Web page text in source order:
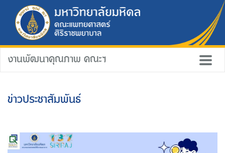
งานพัฒนาคุณภาพ คณะฯ
ข่าวประชาสัมพันธ์